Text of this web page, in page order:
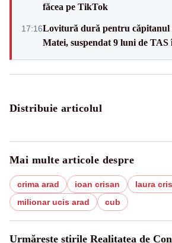
făcea pe TikTok
17:16Lovitură dură pentru căpitanul
Matei, suspendat 9 luni de TAS
Distribuie articolul
Mai multe articole despre
crima arad ioan crisan
laura
milionar ucis arad
cub
Urmărește știrile Realitatea de